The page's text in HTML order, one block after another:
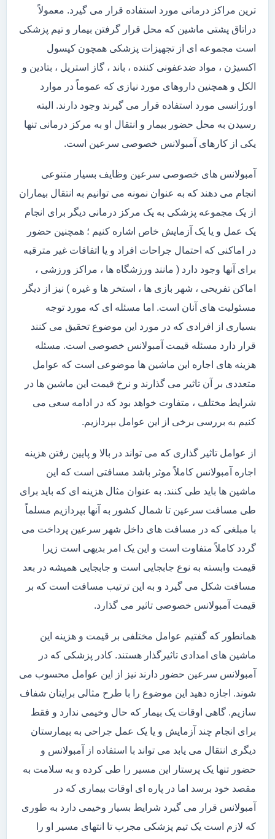
ترین مراکز درمانی مورد استفاده قرار می گیرد. معمولاً
دراتاق پشتی ماشین که محل قرار گرفتن بیمار و تیم پزشکی
است مجموعه ای از تجهیزات پزشکی همچون کپسول
اکسیژن ، مواد ضدعفونی کننده ، باند ، گاز استریل ، بتادین و
الکل و همچنین داروهای مورد نیازی که عموماً در موارد
اورژانسی مورد استفاده قرار می گیرند وجود دارند. البته
رسیدن به محل حضور بیمار و انتقال او به مرکز درمانی تنها
یکی از کارهای آمبولانس خصوصی سرعین است.
آمبولانس های خصوصی سرعین وظایف بسیار متنوعی
انجام می دهند که به عنوان نمونه می توانیم به انتقال بیماران
از یک مجموعه پزشکی به یک مرکز درمانی دیگر برای انجام
یک عمل و یا یک آزمایش خاص اشاره کنیم ؛ همچنین حضور
در اماکنی که احتمال جراحات افراد و یا اتفاقات غیر مترقبه
برای آنها وجود دارد ( مانند ورزشگاه ها ، مراکز ورزشی ،
اماکن تفریحی ، شهر بازی ها ، استخر ها و غیره ) نیز از دیگر
مسئولیت های آنان است. اما مسئله ای که مورد توجه
بسیاری از افرادی که در مورد این موضوع تحقیق می کنند
قرار دارد مسئله قیمت آمبولانس خصوصی است. مسئله
هزینه های اجاره این ماشین ها موضوعی است که عوامل
متعددی بر آن تاثیر می گذارند و نرخ قیمت این ماشین ها در
شرایط مختلف ، متفاوت خواهد بود که در ادامه سعی می
کنیم به بررسی برخی از این عوامل بپردازیم.
از عوامل تاثیر گذاری که می تواند در بالا و پایین رفتن هزینه
اجاره آمبولانس کاملاً موثر باشد مسافتی است که این
ماشین ها باید طی کنند. به عنوان مثال هزینه ای که باید برای
طی مسافت سرعین تا شمال کشور به آنها بپردازیم مسلماً
با مبلغی که در مسافت های داخل شهر سرعین پرداخت می
گردد کاملاً متفاوت است و این یک امر بدیهی است زیرا
قیمت وابسته به نوع جابجایی است و جابجایی همیشه در بعد
مسافت شکل می گیرد و به این ترتیب مسافت است که بر
قیمت آمبولانس خصوصی تاثیر می گذارد.
همانطور که گفتیم عوامل مختلفی بر قیمت و هزینه این
ماشین های امدادی تاثیرگذار هستند. کادر پزشکی که در
آمبولانس سرعین حضور دارند نیز از این عوامل محسوب می
شوند. اجازه دهید این موضوع را با طرح مثالی برایتان شفاف
سازیم. گاهی اوقات یک بیمار که حال وخیمی ندارد و فقط
برای انجام چند آزمایش و یا یک عمل جراحی به بیمارستان
دیگری انتقال می یابد می تواند با استفاده از آمبولانس و
حضور تنها یک پرستار این مسیر را طی کرده و به سلامت به
مقصد خود برسد اما در پاره ای اوقات بیماری که در
آمبولانس قرار می گیرد شرایط بسیار وخیمی دارد به طوری
که لازم است یک تیم پزشکی مجرب تا انتهای مسیر او را